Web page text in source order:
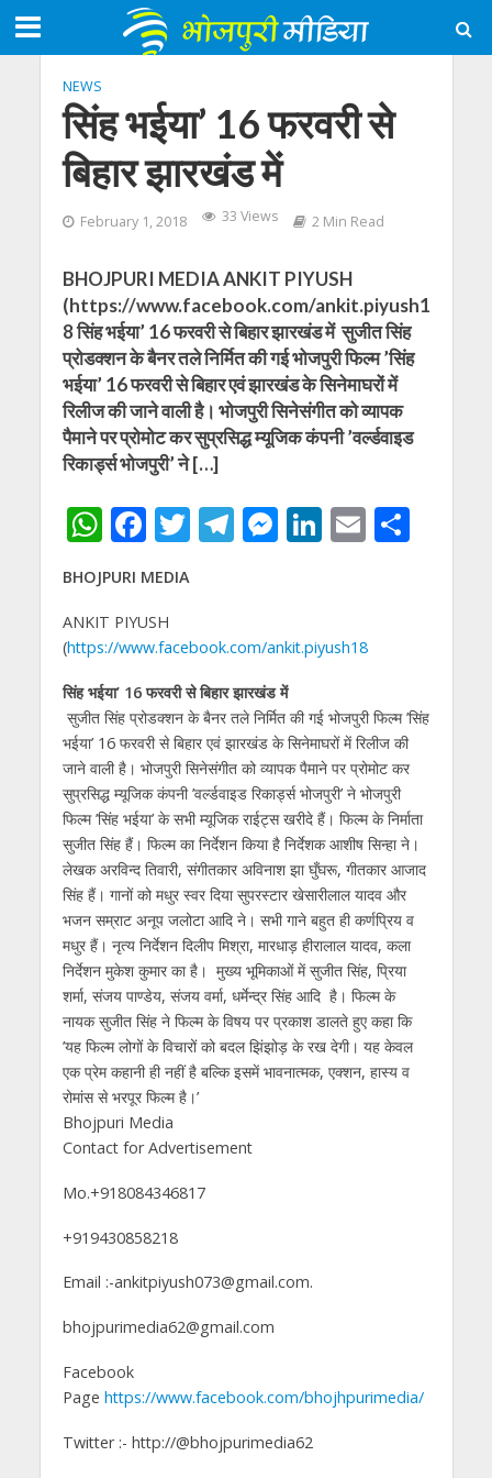
NEWS
सिंह भईया’ 16 फरवरी से
बिहार झारखंड में
February 1, 2018 33 Views 2 Min Read
BHOJPURI MEDIA ANKIT PIYUSH
(https://www.facebook.com/ankit.piyush1
8 सिंह भईया’ 16 फरवरी से बिहार झारखंड में सुजीत सिंह
प्रोडक्शन के बैनर तले निर्मित की गई भोजपुरी फिल्म ’सिंह
भईया’ 16 फरवरी से बिहार एवं झारखंड के सिनेमाघरों में
रिलीज की जाने वाली है। भोजपुरी सिनेसंगीत को व्यापक
पैमाने पर प्रोमोट कर सुप्रसिद्ध म्यूजिक कंपनी ’वर्ल्डवाइड
रिकार्ड्स भोजपुरी’ ने […]
W
h
at
s
A
p
p
F
ac
e
b
o
o
k
T
itt
er
T
gr
a
m
M
e
n
g
er
Li
dI
n
E
l
S
BHOJPURI MEDIA
ANKIT PIYUSH
(https://www.facebook.com/ankit.piyush18
सिंह भईया’ 16 फरवरी से बिहार झारखंड में
सुजीत सिंह प्रोडक्शन के बैनर तले निर्मित की गई भोजपुरी फिल्म ’सिंह
भईया’ 16 फरवरी से बिहार एवं झारखंड के सिनेमाघरों में रिलीज की
जाने वाली है। भोजपुरी सिनेसंगीत को व्यापक पैमाने पर प्रोमोट कर
सुप्रसिद्ध म्यूजिक कंपनी ’वर्ल्डवाइड रिकार्ड्स भोजपुरी’ ने भोजपुरी
फिल्म ’सिंह भईया’ के सभी म्यूजिक राईट्स खरीदे हैं। फिल्म के निर्माता
सुजीत सिंह हैं। फिल्म का निर्देशन किया है निर्देशक आशीष सिन्हा ने।
लेखक अरविन्द तिवारी, संगीतकार अविनाश झा घुँघरू, गीतकार आजाद
सिंह हैं। गानों को मधुर स्वर दिया सुपरस्टार खेसारीलाल यादव और
भजन सम्राट अनूप जलोटा आदि ने। सभी गाने बहुत ही कर्णप्रिय व
मधुर हैं। नृत्य निर्देशन दिलीप मिश्रा, मारधाड़ हीरालाल यादव, कला
निर्देशन मुकेश कुमार का है। मुख्य भूमिकाओं में सुजीत सिंह, प्रिया
शर्मा, संजय पाण्डेय, संजय वर्मा, धर्मेन्द्र सिंह आदि है। फिल्म के
नायक सुजीत सिंह ने फिल्म के विषय पर प्रकाश डालते हुए कहा कि
’यह फिल्म लोगों के विचारों को बदल झिंझोड़ के रख देगी। यह केवल
एक प्रेम कहानी ही नहीं है बल्कि इसमें भावनात्मक, एक्शन, हास्य व
रोमांस से भरपूर फिल्म है।’
Bhojpuri Media
Contact for Advertisement
Mo.+918084346817
+919430858218
Email :-ankitpiyush073@gmail.com.
bhojpurimedia62@gmail.com
Facebook
Page https://www.facebook.com/bhojhpurimedia/
Twitter :- http://@bhojpurimedia62